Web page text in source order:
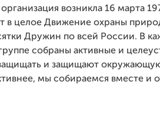
возникла 16 марта
в целое Движение охраны
Дружин по всей России. В
собраны активные и
и защищают
мы собираемся вместе и